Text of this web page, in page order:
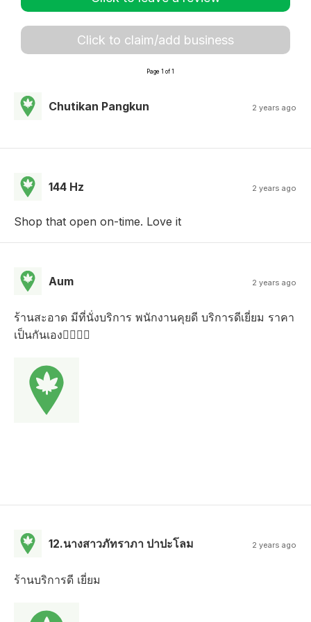
Click to claim/add business
Page 1 of 1
Chutikan Pangkun 2 years ago
144 Hz 2 years ago
Shop that open on-time. Love it
Aum 2 years ago
ร้านสะอาด มีที่นั่งบริการ พนักงานคุยดี บริการดีเยี่ยม ราคา
เป็นกันเอง👍🏻👍🏻
12.นางสาวภัทราภา ปาปะโลม 2 years ago
ร้านบริการดี เยี่ยม